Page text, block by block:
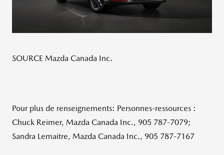
SOURCE Mazda Canada Inc.
Pour plus de renseignements: Personnes-ressources :
Chuck Reimer, Mazda Canada Inc., 905 787-7079;
Sandra Lemaitre, Mazda Canada Inc., 905 787-7167